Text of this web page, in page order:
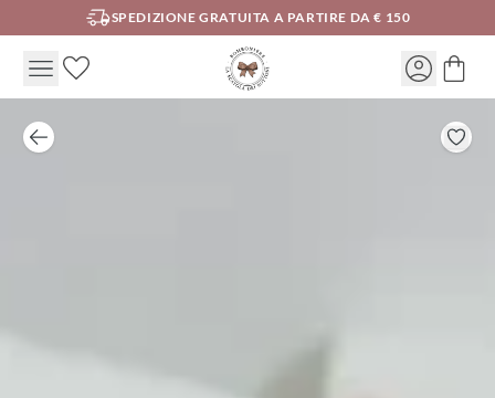
SPEDIZIONE GRATUITA A PARTIRE DA € 150